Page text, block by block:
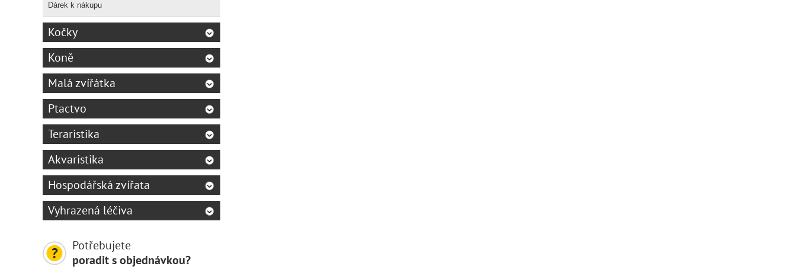
Dárek k nákupu
Kočky
Koně
Malá zvířátka
Ptactvo
Teraristika
Akvaristika
Hospodářská zvířata
Vyhrazená léčiva
Potřebujete
poradit s objednávkou?